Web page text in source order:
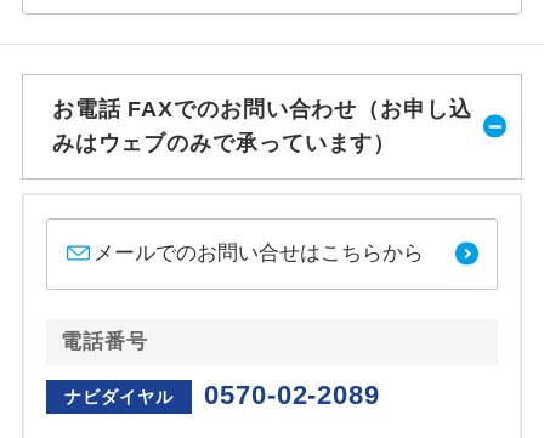
お電話 FAXでのお問い合わせ（お申し込
みはウェブのみで承っています）
メールでのお問い合せはこちらから
電話番号
ナビダイヤル 0570-02-2089